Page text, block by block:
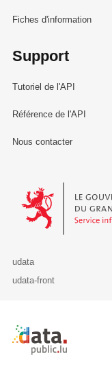
Fiches d'information
Support
Tutoriel de l'API
Référence de l'API
Nous contacter
Le Gouvernement
udata
udata-front
Retour à l'accueil